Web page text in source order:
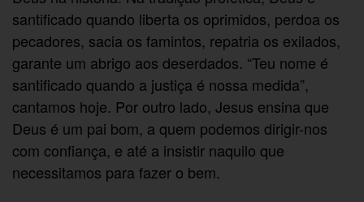
santificado quando liberta os oprimidos, perdoa os
pecadores, sacia os famintos, repatria os exilados,
garante um abrigo aos deserdados. “Teu nome é
santificado quando a justiça é nossa medida”,
cantamos hoje. Por outro lado, Jesus ensina que
Deus é um pai bom, a quem podemos dirigir-nos
com confiança, e até a insistir naquilo que
necessitamos para fazer o bem.